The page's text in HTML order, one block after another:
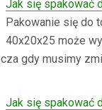
Jak się spakować
Pakowanie się do
40x20x25 może
gdy musimy
Jak się spakować